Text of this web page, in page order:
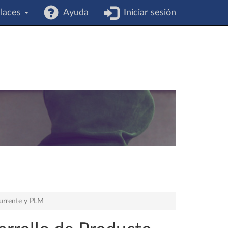
Ayuda Iniciar sesión
y PLM